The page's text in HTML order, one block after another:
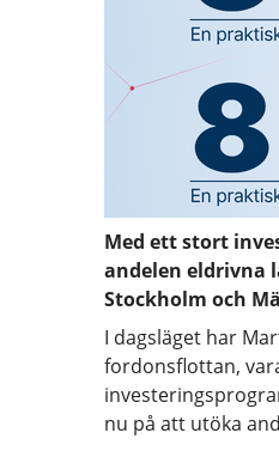
Med ett stort
andelen eldrivna
Stockholm och
I dagsläget har
fordonsflottan,
nu på att utöka